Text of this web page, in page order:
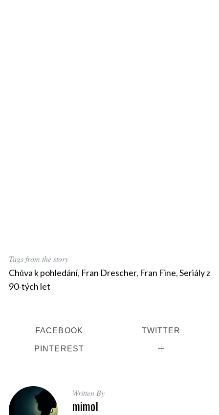
Tags from the story
Chůva k pohledání, Fran Drescher, Fran Fine,Seriály z
90-tých let
FACEBOOK TWITTER
PINTEREST
Written By
mimol